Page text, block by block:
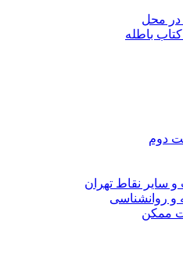
در محل
باطله
دوم
سایر نقاط تهران
و روانشناسی
ممکن